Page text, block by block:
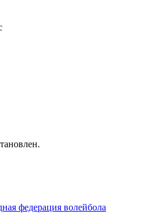
федерация волейбола